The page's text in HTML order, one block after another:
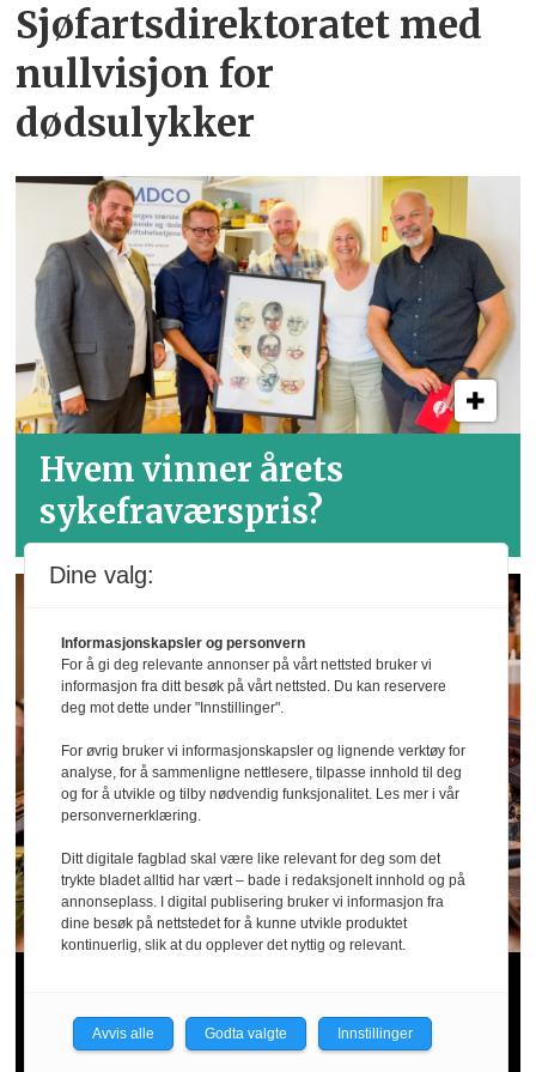
Sjøfartsdirektoratet med
nullvisjon for
dødsulykker
Hvem vinner årets
sykefraværspris?
bekymret for
Dine valg:
Informasjonskapsler og personvern
For å gi deg relevante annonser på vårt nettsted bruker vi
informasjon fra ditt besøk på vårt nettsted. Du kan reservere
deg mot dette under "Innstillinger".
For øvrig bruker vi informasjonskapsler og lignende verktøy for
analyse, for å sammenligne nettlesere, tilpasse innhold til deg
og for å utvikle og tilby nødvendig funksjonalitet. Les mer i vår
personvernerklæring.
Ditt digitale fagblad skal være like relevant for deg som det
trykte bladet alltid har vært – bade i redaksjonelt innhold og på
annonseplass. I digital publisering bruker vi informasjon fra
dine besøk på nettstedet for å kunne utvikle produktet
kontinuerlig, slik at du opplever det nyttig og relevant.
Avvis alle Godta valgte Innstillinger